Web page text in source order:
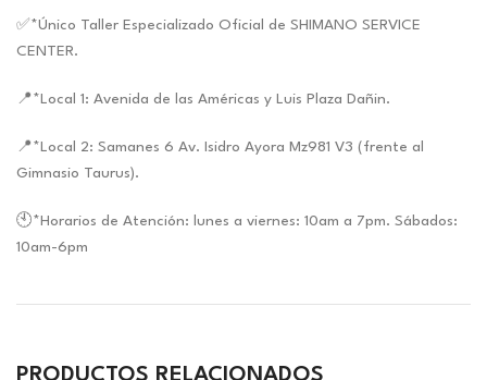
✅*Único Taller Especializado Oficial de SHIMANO SERVICE
CENTER.
📍*Local 1: Avenida de las Américas y Luis Plaza Dañin.
📍*Local 2: Samanes 6 Av. Isidro Ayora Mz981 V3 (frente al
Gimnasio Taurus).
🕙*Horarios de Atención: lunes a viernes: 10am a 7pm. Sábados:
10am-6pm
PRODUCTOS RELACIONADOS